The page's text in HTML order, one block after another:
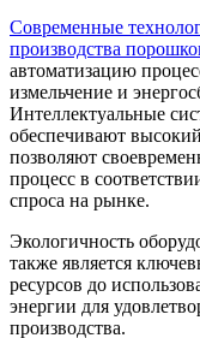
Современные
производства
автоматизацию
измельчение и
Интеллектуальные
обеспечивают
позволяют
процесс в
спроса на рынке.
Экологичность
также является
ресурсов до
энергии для
производства.